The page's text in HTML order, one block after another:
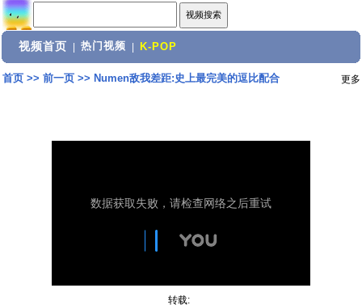
视频首页 热门视频 K-POP
首页>> 前一页>> Numen敌我差距:史上最完美的逗比配合 更多
转载: